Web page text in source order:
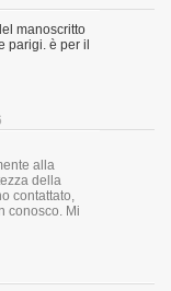
manoscritto
parigi. è per il
alla
della
contattato,
conosco. Mi